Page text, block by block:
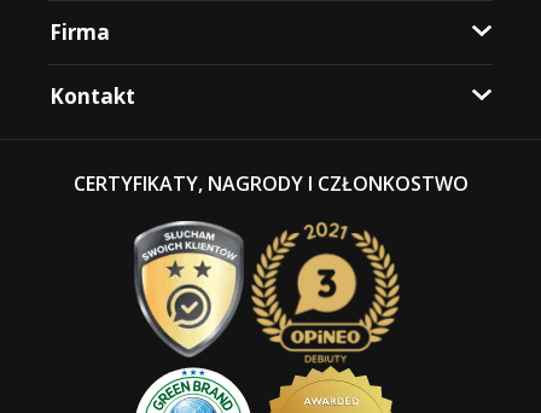
Firma
Kontakt
CERTYFIKATY, NAGRODY I CZŁONKOSTWO